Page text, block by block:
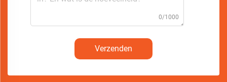
0/1000
Verzenden